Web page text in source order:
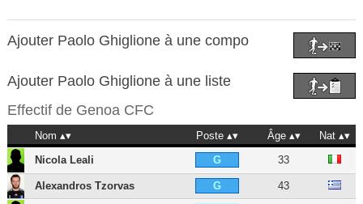
Ajouter Paolo Ghiglione à une compo
Ajouter Paolo Ghiglione à une liste
Effectif de Genoa CFC
Nom Poste Âge
Nat
Nicola Leali
G 33
Alexandros Tzorvas G 43